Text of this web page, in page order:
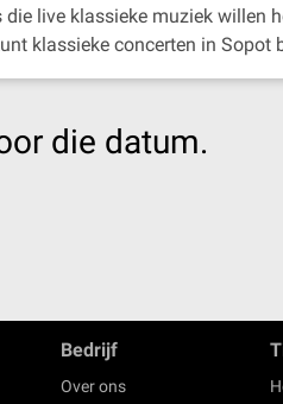
live klassieke muziek willen
klassieke concerten in Sopot
die datum.
Bedrijf
Over ons